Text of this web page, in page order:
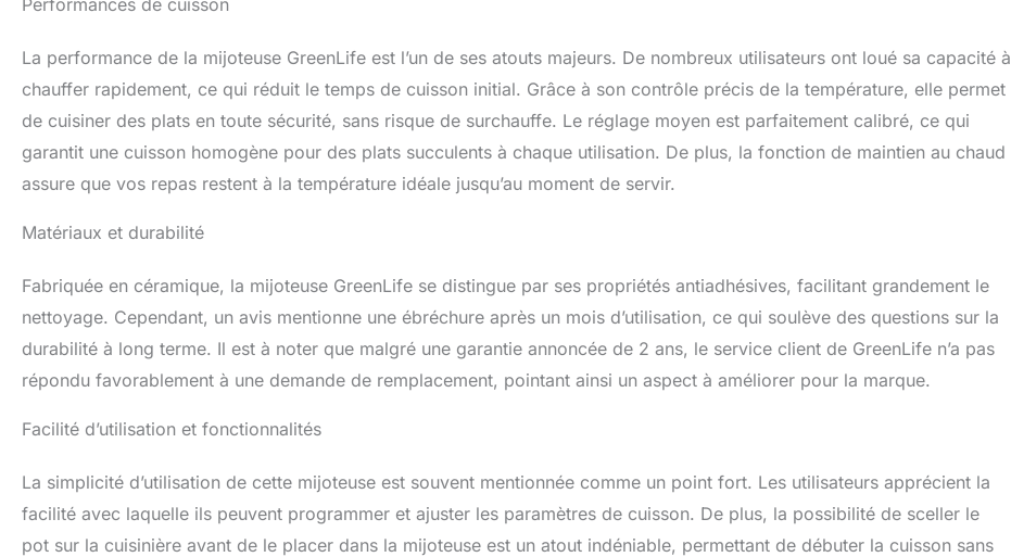
Performances de cuisson
La performance de la mijoteuse GreenLife est l’un de ses atouts majeurs. De nombreux utilisateurs ont loué sa capacité à
chauffer rapidement, ce qui réduit le temps de cuisson initial. Grâce à son contrôle précis de la température, elle permet
de cuisiner des plats en toute sécurité, sans risque de surchauffe. Le réglage moyen est parfaitement calibré, ce qui
garantit une cuisson homogène pour des plats succulents à chaque utilisation. De plus, la fonction de maintien au chaud
assure que vos repas restent à la température idéale jusqu’au moment de servir.
Matériaux et durabilité
Fabriquée en céramique, la mijoteuse GreenLife se distingue par ses propriétés antiadhésives, facilitant grandement le
nettoyage. Cependant, un avis mentionne une ébréchure après un mois d’utilisation, ce qui soulève des questions sur la
durabilité à long terme. Il est à noter que malgré une garantie annoncée de 2 ans, le service client de GreenLife n’a pas
répondu favorablement à une demande de remplacement, pointant ainsi un aspect à améliorer pour la marque.
Facilité d’utilisation et fonctionnalités
La simplicité d’utilisation de cette mijoteuse est souvent mentionnée comme un point fort. Les utilisateurs apprécient la
facilité avec laquelle ils peuvent programmer et ajuster les paramètres de cuisson. De plus, la possibilité de sceller le
pot sur la cuisinière avant de le placer dans la mijoteuse est un atout indéniable, permettant de débuter la cuisson sans